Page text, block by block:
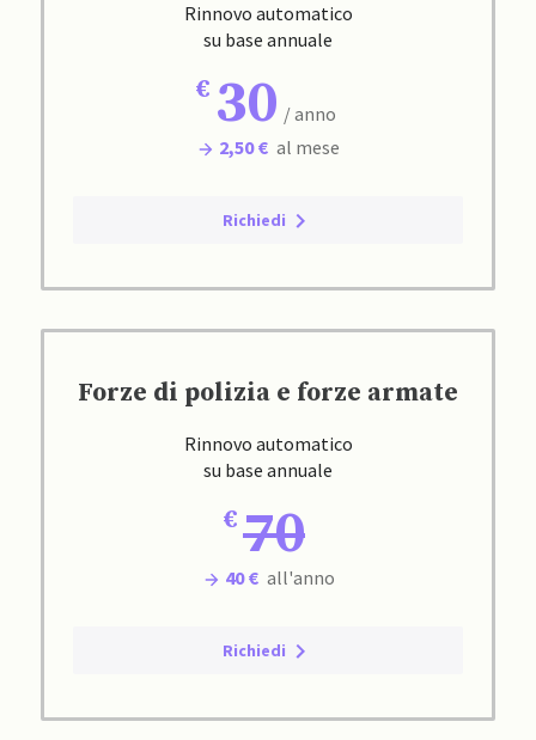
Rinnovo automatico
su base annuale
30 / anno
2,50 € al mese
Richiedi
Forze di polizia e forze armate
Rinnovo automatico
su base annuale
70
40 € all'anno
Richiedi